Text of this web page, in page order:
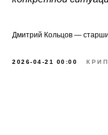
Дмитрий Кольцов —
2026-04-21 00:00